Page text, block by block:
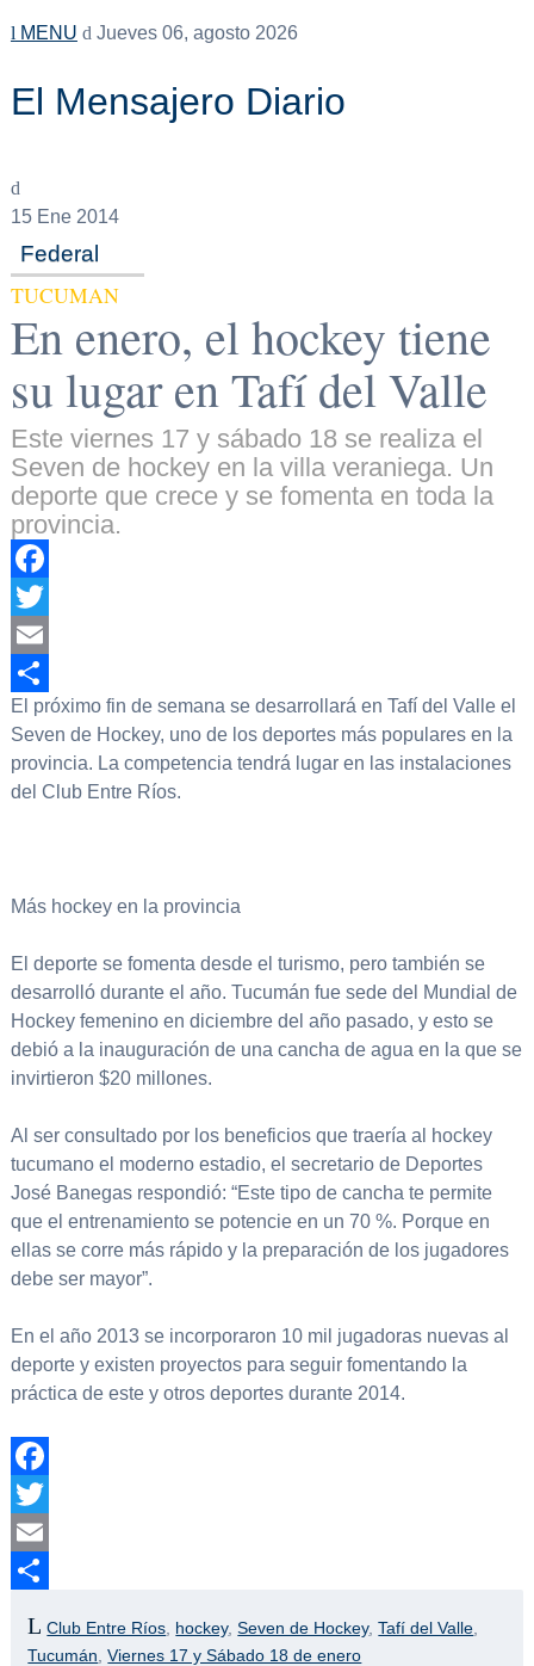
MENU Jueves 06, agosto 2026
El Mensajero Diario
15Ene 2014
Federal
TUCUMAN
En enero, el hockey tiene
su lugar en Tafí del Valle
Este viernes 17 y sábado 18 se realiza el
Seven de hockey en la villa veraniega. Un
deporte que crece y se fomenta en toda la
provincia.
Facebook
Twitter
Email
Compartir
El próximo fin de semana se desarrollará en Tafí del Valle el
Seven de Hockey, uno de los deportes más populares en la
provincia. La competencia tendrá lugar en las instalaciones
del Club Entre Ríos.
Más hockey en la provincia
El deporte se fomenta desde el turismo, pero también se
desarrolló durante el año. Tucumán fue sede del Mundial de
Hockey femenino en diciembre del año pasado, y esto se
debió a la inauguración de una cancha de agua en la que se
invirtieron $20 millones.
Al ser consultado por los beneficios que traería al hockey
tucumano el moderno estadio, el secretario de Deportes
José Banegas respondió: “Este tipo de cancha te permite
que el entrenamiento se potencie en un 70 %. Porque en
ellas se corre más rápido y la preparación de los jugadores
debe ser mayor”.
En el año 2013 se incorporaron 10 mil jugadoras nuevas al
deporte y existen proyectos para seguir fomentando la
práctica de este y otros deportes durante 2014.
Facebook
Twitter
Email
Club Entre Ríos hockey,Seven de Hockey,Tafí del Valle
Tucumán ,Viernes 17 y Sábado 18 de enero